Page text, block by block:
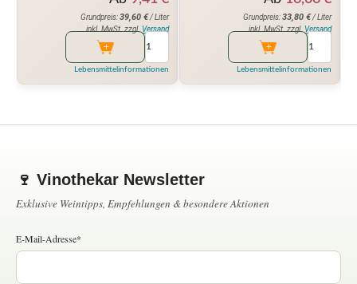
Grundpreis:39,60 €/ Liter
inkl. MwSt. zzgl. Versand
Lebensmittelinformationen
Grundpreis:33,80 €/ Liter
inkl. MwSt. zzgl. Versand
Lebensmittelinformationen
🍷 Vinothekar Newsletter
Exklusive Weintipps, Empfehlungen & besondere Aktionen
E-Mail-Adresse*